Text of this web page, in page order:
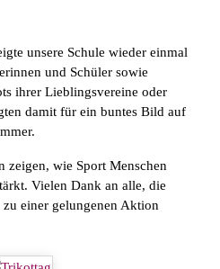
unsere Schule wieder einmal
und Schüler sowie
ihrer Lieblingsvereine oder
damit für ein buntes Bild auf
wie Sport Menschen
Vielen Dank an alle, die
einer gelungenen Aktion